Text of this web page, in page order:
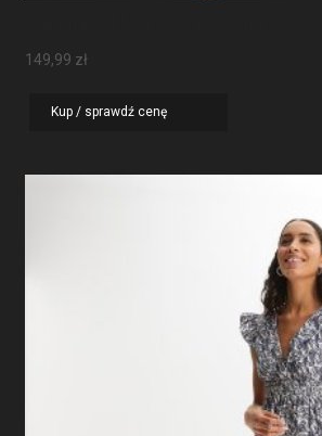
149,99 zł
Kup / sprawdź cenę